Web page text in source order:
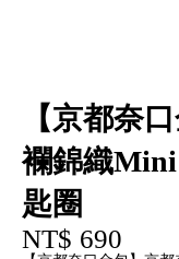
【京都奈
襴錦織
匙圈
NT$ 690